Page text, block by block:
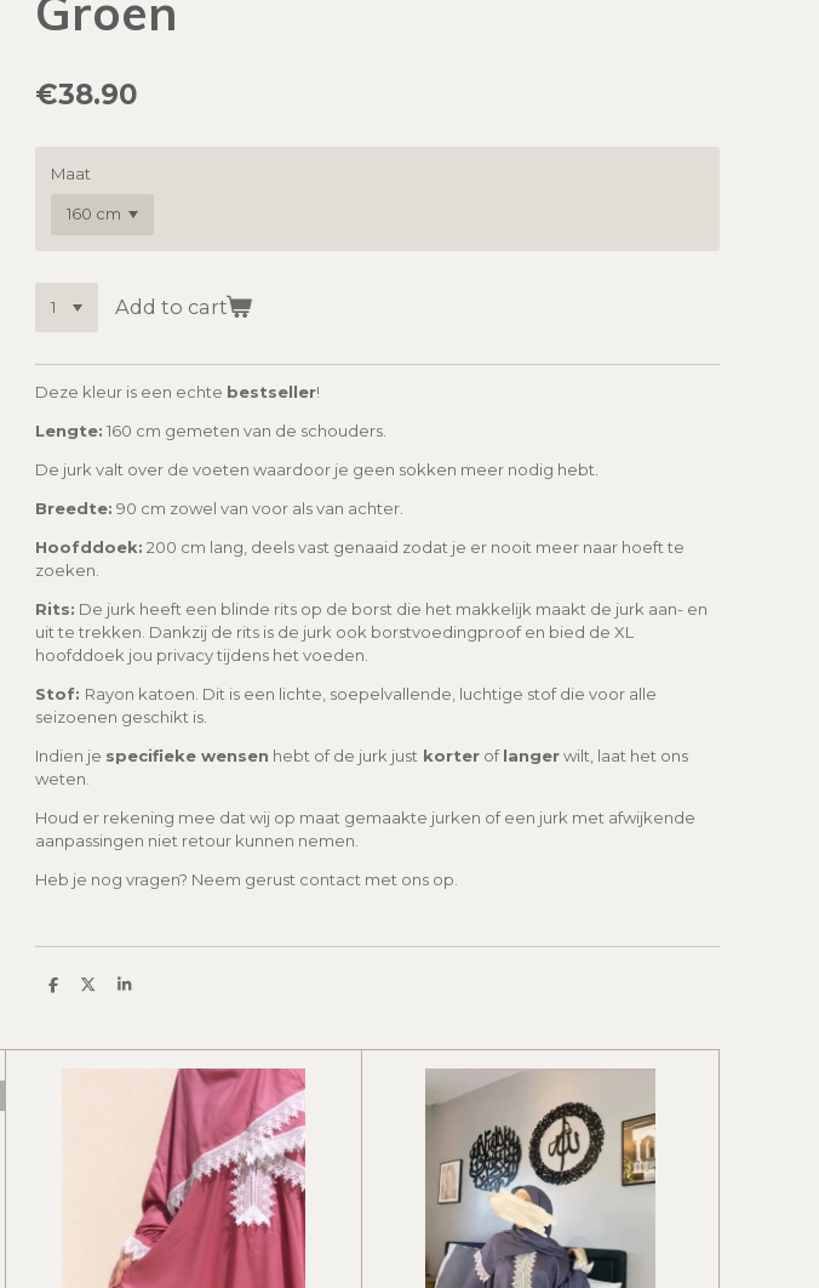
Groen
€38.90
Maat
Add to cart
Deze kleur is een echte bestseller!
Lengte: 160 cm gemeten van de schouders.
De jurk valt over de voeten waardoor je geen sokken meer nodig hebt.
Breedte: 90 cm zowel van voor als van achter.
Hoofddoek: 200 cm lang, deels vast genaaid zodat je er nooit meer naar hoeft te
zoeken.
Rits: De jurk heeft een blinde rits op de borst die het makkelijk maakt de jurk aan- en
uit te trekken. Dankzij de rits is de jurk ook borstvoedingproof en bied de XL
hoofddoek jou privacy tijdens het voeden.
Stof: Rayon katoen. Dit is een lichte, soepelvallende, luchtige stof die voor alle
seizoenen geschikt is.
Indien je specifieke wensen hebt of de jurk just korter oflangerwilt, laat het ons
weten.
Houd er rekening mee dat wij op maat gemaakte jurken of een jurk met afwijkende
aanpassingen niet retour kunnen nemen.
Heb je nog vragen? Neem gerust contact met ons op.
S
e
S
e
S
e